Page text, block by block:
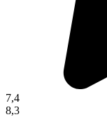
7,4
8,3